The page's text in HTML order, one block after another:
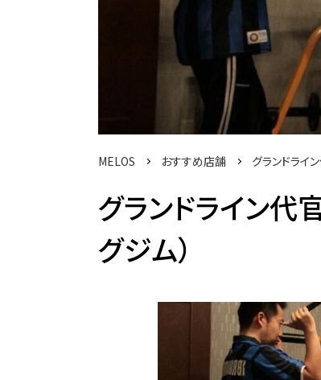
MELOS おすすめ店舗 グランドライ
グランドライン代
グジム）